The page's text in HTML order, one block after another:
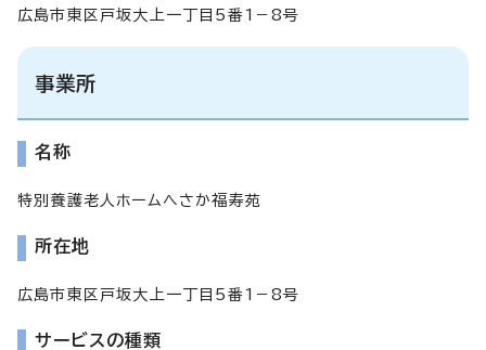
広島市東区戸坂大上一丁目5番1－8号
事業所
名称
特別養護老人ホームへさか福寿苑
所在地
広島市東区戸坂大上一丁目5番1－8号
サービスの種類